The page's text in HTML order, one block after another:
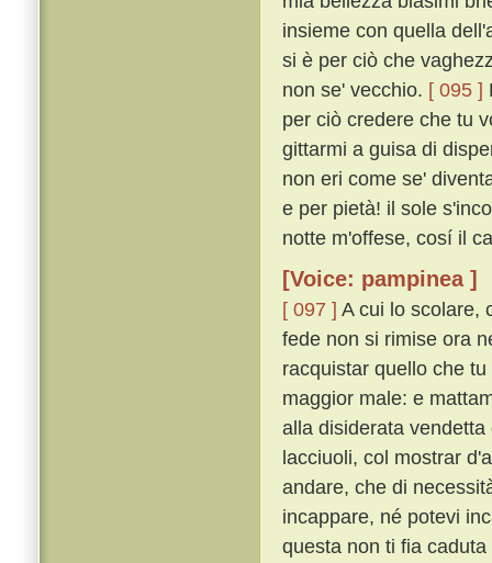
insieme con quella
si è per ciò che
non se' vecchio. [ 095 ]
per ciò credere che tu
gittarmi a guisa di
non eri come se'
e per pietà! il sole
notte m'offese, cosí il
[Voice: pampinea ]
[ 097 ] A cui lo scolare,
fede non si rimise ora
racquistar quello che
maggior male: e
alla disiderata
lacciuoli, col mostrar
andare, che di
incappare, né potevi
questa non ti fia